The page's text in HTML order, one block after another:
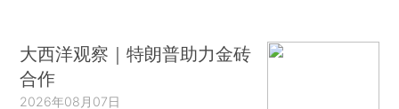
大西洋观察｜特朗普助力金砖
合作
2026年08月07日